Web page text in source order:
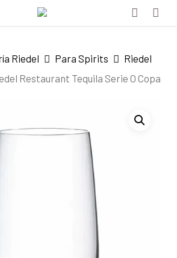
Riedel Para Spirits
Riedel
Restaurant Tequila Serie O Copa